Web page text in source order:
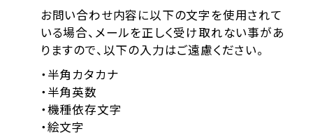
お問い合わせ内容に以下の文字を使用されて
いる場合、メールを正しく受け取れない事があ
りますので、以下の入力はご遠慮ください。
・半角カタカナ
・半角英数
・機種依存文字
・絵文字